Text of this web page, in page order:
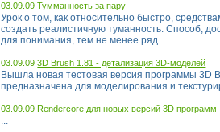
03.09.09Тумманность за пару
Урок о том, как относительно быстро,
создать реалистичную туманность. Способ,
для понимания, тем не менее ряд ...
03.09.093D Brush 1.81 - детализация 3D-моделей
Вышла новая тестовая версия программы 3D
предназначена для моделирования и
03.09.09 Rendercore для новых версий 3D программ
...